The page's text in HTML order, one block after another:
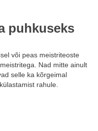
puhkuseks
või peas meistriteoste
Nad mitte ainult
selle ka kõrgeimal
rahule.